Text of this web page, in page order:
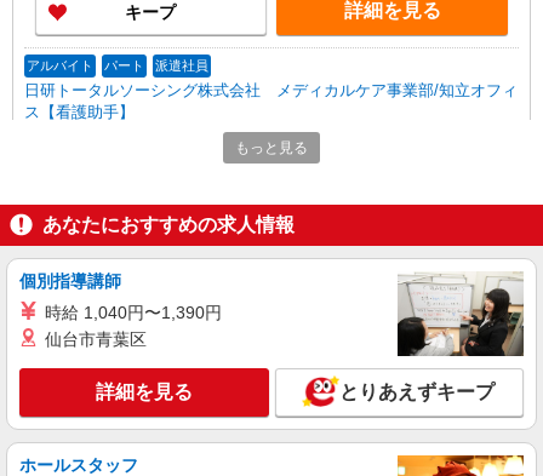
キープ 詳細を見る
アルバイト パート 派遣社員
日研トータルソーシング株式会社 メディカルケア事業部/知立オフィ
ス【看護助手】
看護助手（ナースエイド）
愛知県豊川市 【最寄駅】JR飯田線「豊川」駅
詳細を見る
派遣社員
面接なし/履歴書不要≫三河一宮駅◇負担少な
めの障がい者支援員
もっと見る
あなたにおすすめの求人情報
個別指導講師
時給 1,040円〜1,390円
仙台市青葉区
詳細を見る とりあえずキープ
ホールスタッフ